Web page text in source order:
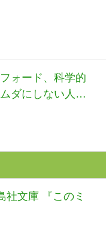
ォード、科学的
ダにしない人の
社文庫 『このミ